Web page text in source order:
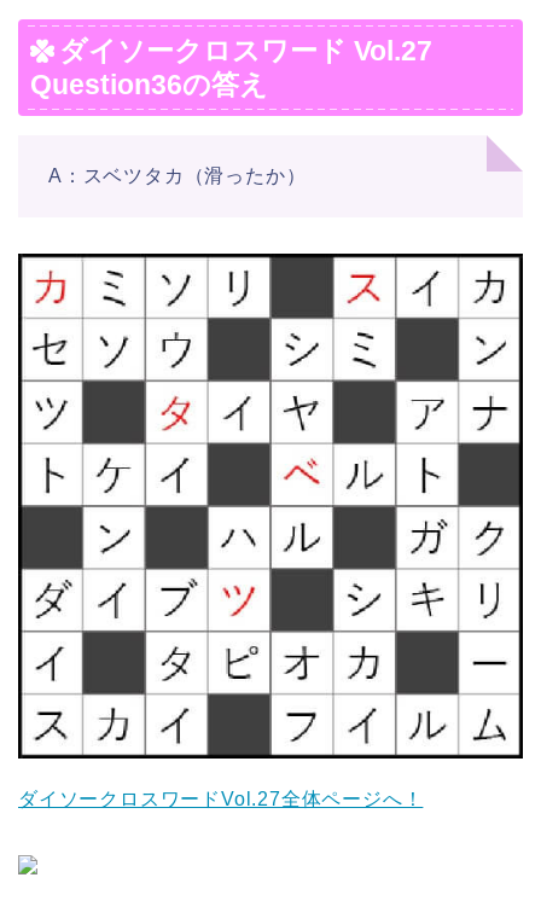
ダイソークロスワード Vol.27
Question36の答え
A：スベツタカ（滑ったか）
ダイソークロスワードVol.27全体ページへ！